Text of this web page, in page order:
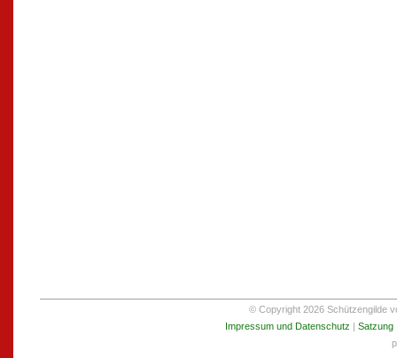
© Copyright 2026 Schützengilde
Impressum und Datenschutz | Satzung